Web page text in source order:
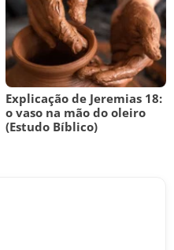
Explicação de Jeremias 18:
o vaso na mão do oleiro
(Estudo Bíblico)